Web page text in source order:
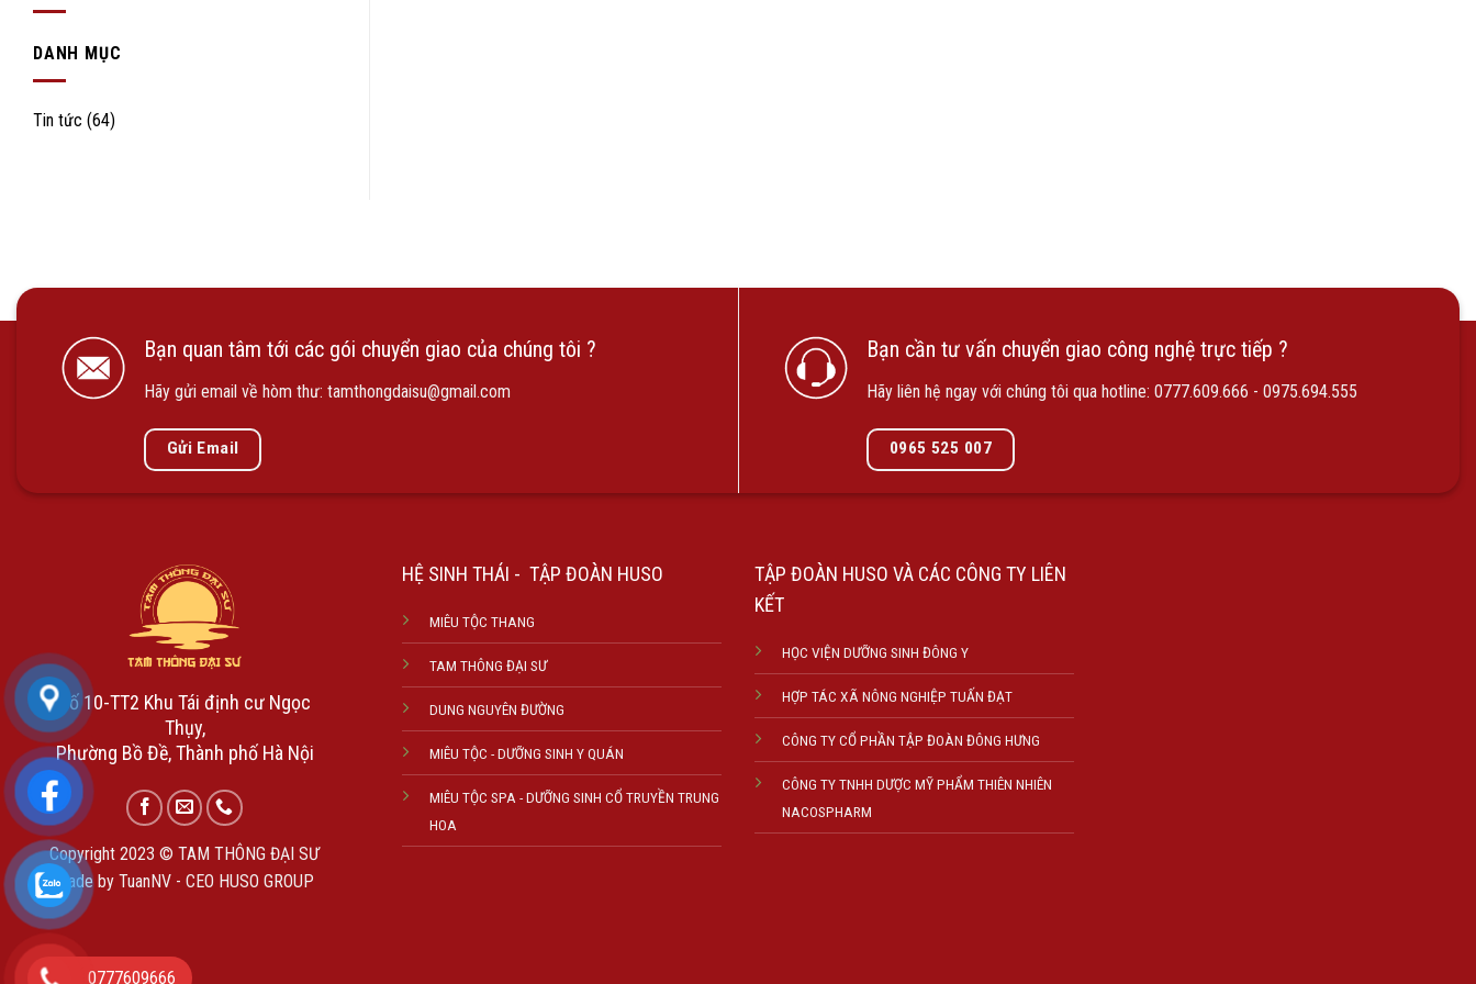
DANH MỤC
Tin tức (64)
Bạn quan tâm tới các gói chuyển giao của chúng tôi ?
Hãy gửi email về hòm thư: tamthongdaisu@gmail.com
Gửi Email
Bạn cần tư vấn chuyển giao công nghệ trực tiếp ?
Hãy liên hệ ngay với chúng tôi qua hotline: 0777.609.666 - 0975.694.555
0965 525 007
Số 10-TT2 Khu Tái định cư Ngọc
Thụy,
Phường Bồ Đề, Thành phố Hà Nội
Copyright 2023 © TAM THÔNG ĐẠI SƯ
Made by TuanNV - CEO HUSO GROUP
HỆ SINH THÁI - TẬP ĐOÀN HUSO
MIÊU TỘC THANG
TAM THÔNG ĐẠI SƯ
DUNG NGUYÊN ĐƯỜNG
MIÊU TỘC - DƯỠNG SINH Y QUÁN
MIÊU TỘC SPA - DƯỠNG SINH CỔ TRUYỀN TRUNG
HOA
TẬP ĐOÀN HUSO VÀ CÁC CÔNG TY LIÊN
KẾT
HỌC VIỆN DƯỠNG SINH ĐÔNG Y
HỢP TÁC XÃ NÔNG NGHIỆP TUẤN ĐẠT
CÔNG TY CỔ PHẦN TẬP ĐOÀN ĐÔNG HƯNG
CÔNG TY TNHH DƯỢC MỸ PHẨM THIÊN NHIÊN
NACOSPHARM
0777609666